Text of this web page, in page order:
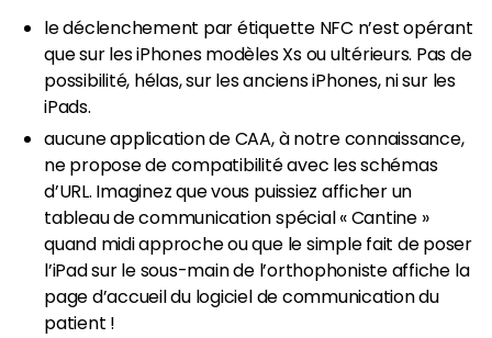
le déclenchement par étiquette NFC n’est opérant
que sur les iPhones modèles Xs ou ultérieurs. Pas de
possibilité, hélas, sur les anciens iPhones, ni sur les
iPads.
aucune application de CAA, à notre connaissance,
ne propose de compatibilité avec les schémas
d’URL. Imaginez que vous puissiez afficher un
tableau de communication spécial « Cantine »
quand midi approche ou que le simple fait de poser
l’iPad sur le sous-main de l’orthophoniste affiche la
page d’accueil du logiciel de communication du
patient !